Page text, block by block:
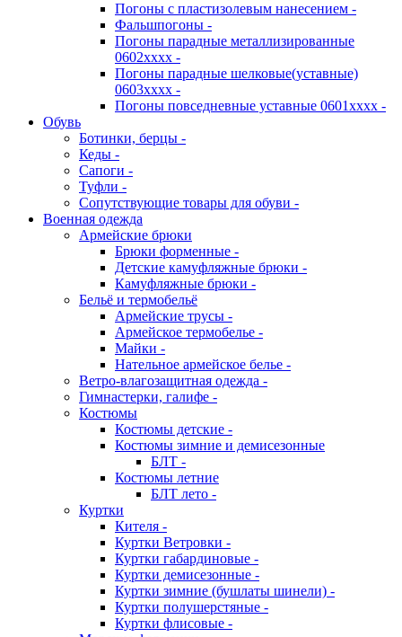
Погоны с пластизолевым нанесением -
Фальшпогоны -
Погоны парадные металлизированные
0602хххх -
Погоны парадные шелковые(уставные)
0603хххх -
Погоны повседневные уставные 0601хххх -
Обувь
Ботинки, берцы -
Кеды -
Сапоги -
Туфли -
Сопутствующие товары для обуви -
Военная одежда
Армейские брюки
Брюки форменные -
Детские камуфляжные брюки -
Камуфляжные брюки -
Бельё и термобельё
Армейские трусы -
Армейское термобелье -
Майки -
Нательное армейское белье -
Ветро-влагозащитная одежда -
Гимнастерки, галифе -
Костюмы
Костюмы детские -
Костюмы зимние и демисезонные
БЛТ -
Костюмы летние
БЛТ лето -
Куртки
Кителя -
Куртки Ветровки -
Куртки габардиновые -
Куртки демисезонные -
Куртки зимние (бушлаты шинели) -
Куртки полушерстяные -
Куртки флисовые -